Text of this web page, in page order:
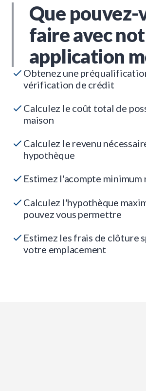
Que pouvez-
faire avec
application
Obtenez une
vérification de crédit
Calculez le coût total de
maison
Calculez le revenu
hypothèque
Estimez l'acompte minimum
Calculez l'hypothèque
pouvez vous permettre
Estimez les frais de clôture
votre emplacement